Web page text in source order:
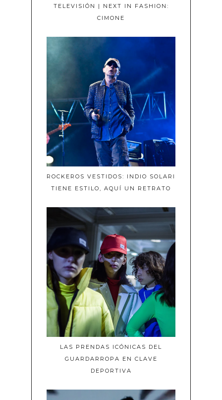
TELEVISIÓN | NEXT IN FASHION:
CIMONE
ROCKEROS VESTIDOS: INDIO SOLARI
TIENE ESTILO, AQUÍ UN RETRATO
LAS PRENDAS ICÓNICAS DEL
GUARDARROPA EN CLAVE
DEPORTIVA